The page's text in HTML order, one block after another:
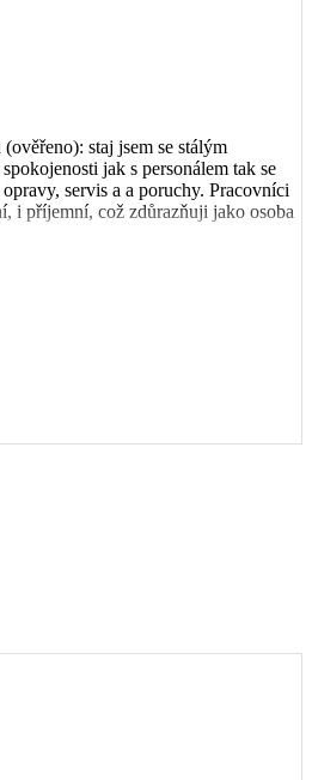
staj jsem se stálým
jak s personálem tak se
servis a a poruchy. Pracovníci
i příjemní, což zdůrazňuji jako osoba